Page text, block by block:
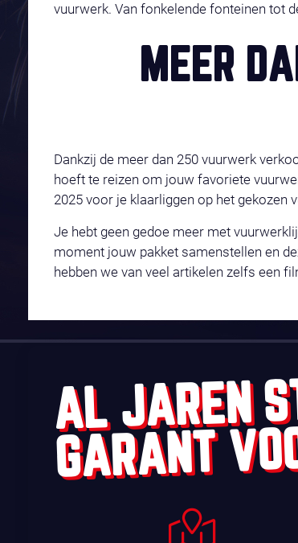
vuurwerk. Van fonkelende fonteinen tot
MEER
Dankzij de meer dan 250 vuurwerk
hoeft te reizen om jouw favoriete
2025 voor je klaarliggen op het gekozen
Je hebt geen gedoe meer met
moment jouw pakket samenstellen en
hebben we van veel artikelen zelfs een
AL JAREN
GARANT